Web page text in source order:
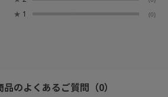
★ 1 (0)
品のよくあるご質問 （0）